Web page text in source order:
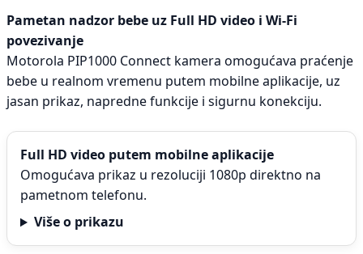
Pametan nadzor bebe uz Full HD video i Wi-Fi
povezivanje
Motorola PIP1000 Connect kamera omogućava praćenje
bebe u realnom vremenu putem mobilne aplikacije, uz
jasan prikaz, napredne funkcije i sigurnu konekciju.
Full HD video putem mobilne aplikacije
Omogućava prikaz u rezoluciji 1080p direktno na
pametnom telefonu.
Više o prikazu